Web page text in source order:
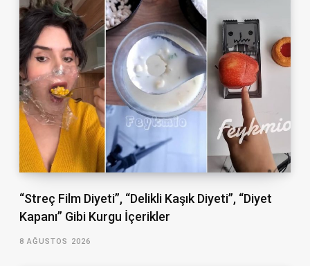
“Streç Film Diyeti”, “Delikli Kaşık Diyeti”, “Diyet
Kapanı” Gibi Kurgu İçerikler
8 AĞUSTOS 2026